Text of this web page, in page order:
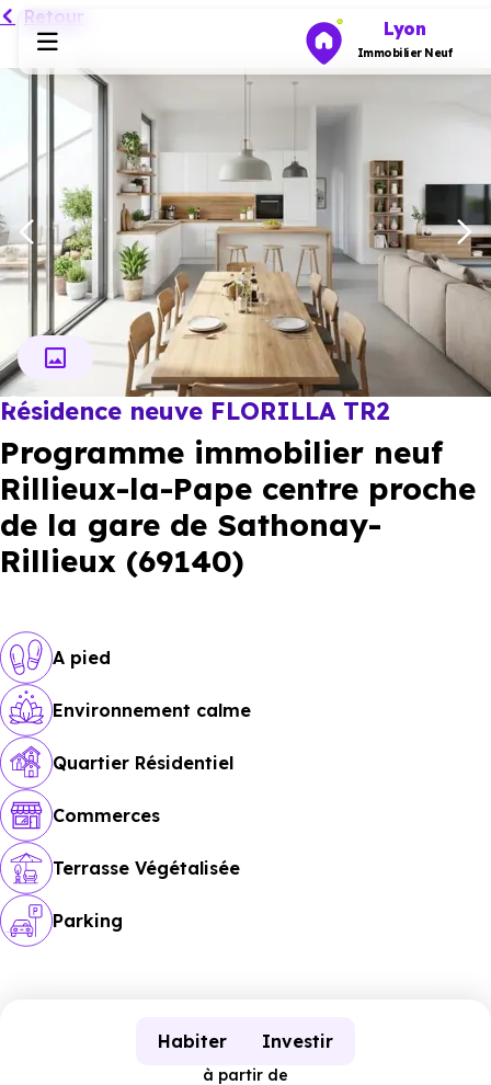
Lyon
Immobilier Neuf
Programmes neufs
Habiter
Investir
Actualités
Ressources
Financer
Retour
Résidence neuve FLORILLA TR2
Programme immobilier neuf
Rillieux-la-Pape centre proche
de la gare de Sathonay-
Rillieux (69140)
A pied
Environnement calme
Quartier Résidentiel
Commerces
Terrasse Végétalisée
Parking
Habiter Investir
à partir de